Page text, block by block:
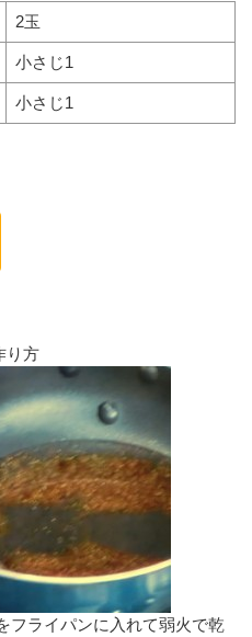
2玉
小さじ1
小さじ1
り方
フライパンに入れて弱火で乾